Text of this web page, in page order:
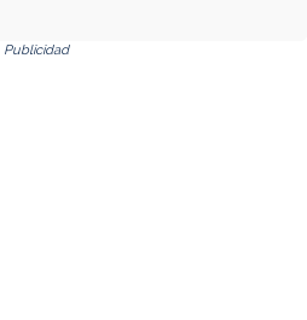
Publicidad